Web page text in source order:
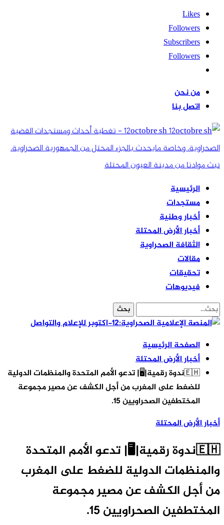
Likes
Followers
Subscribers
Followers
من نحن
اتصل بنا
12octobre.sh - تغطية أحداث ومستجدات القضية
الصحراوية، وخاصة مايحدث بالجزء المحتل من الجمهورية الصحراوية،
نبث موادنا من مدينة العيون المحتلة
الرئيسية
مستجدات
أخبار وطنية
أخبار الأرض المحتلة
الثقافة الصحراوية
مقالات
تحقيقات
فيديوهات
الصفحة الرئيسية
أخبار الأرض المحتلة
🇪🇭ندوة رقمية|🖥| تدعو الأمم المتحدة والمنظمات الدولية
للضغط على المغرب من أجل الكشف عن مصير مجموعة
المختطفين الصحراويين 15.
أخبار الأرض المحتلة
🇪🇭ندوة رقمية|🖥| تدعو الأمم المتحدة
والمنظمات الدولية للضغط على المغرب
من أجل الكشف عن مصير مجموعة
المختطفين الصحراويين 15.